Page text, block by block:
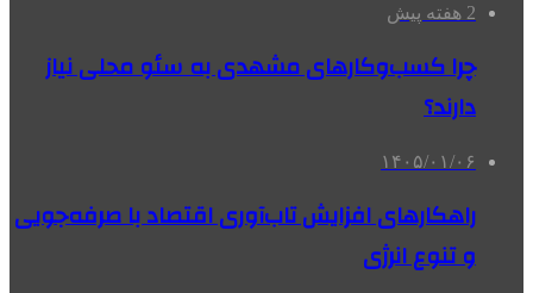
2 هفته پیش
چرا کسب‌وکارهای مشهدی به سئو محلی نیاز
دارند؟
۱۴۰۵/۰۱/۰۶
راهکارهای افزایش تاب‌آوری اقتصاد با صرفه‌جویی
و تنوع انرژی